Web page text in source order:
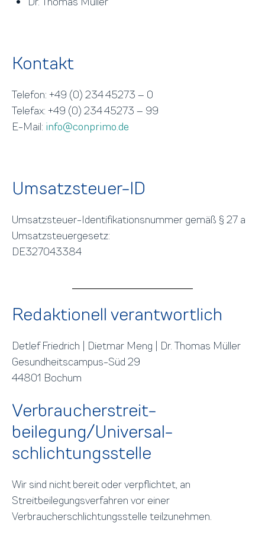
Kontakt
Telefon: +49 (0) 234 45273 – 0
Telefax: +49 (0) 234 45273 – 99
E-Mail: info@conprimo.de
Umsatzsteuer-ID
Umsatzsteuer-Identifikationsnummer gemäß § 27 a
Umsatzsteuergesetz:
DE327043384
Redaktionell verantwortlich
Detlef Friedrich | Dietmar Meng | Dr. Thomas Müller
Gesundheits­campus-Süd 29
44801 Bochum
Verbraucher­streit­
beilegung/Universal­
schlichtungs­stelle
Wir sind nicht bereit oder verpflichtet, an
Streitbeilegungsverfahren vor einer
Verbraucherschlichtungsstelle teilzunehmen.